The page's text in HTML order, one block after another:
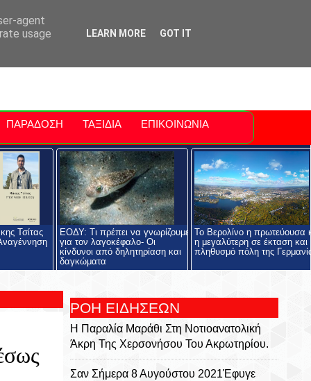
Polis
ΠΑΡΑΔΟΣΗ ΤΑΞΙΔΙΑ ΕΠΙΚΟΙΝΩΝΙΑ
Τσίτας
ΕΟΔΥ: Τι πρέπει να γνωρίζουμε
για τον λαγοκέφαλο- Οι
κίνδυνοι από δηλητηρίαση και
δαγκώματα
Το Βερολίνο η πρωτεύουσα
η μεγαλύτερη σε έκταση και
πληθυσμό πόλη της
ΡΟΗ ΕΙΔΗΣΕΩΝ
Η Παραλία Μαράθι Στη Νοτιοανατολική
Άκρη Της Χερσονήσου Του Ακρωτηρίου.
Σαν Σήμερα 8 Αυγούστου 2021Έφυγε
agent
usage
LEARN MORE GOT IT